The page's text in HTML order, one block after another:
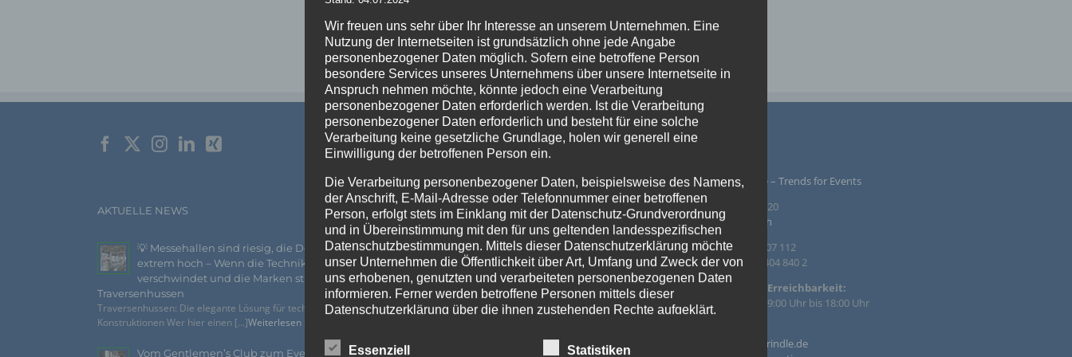
Details
zur
Wunschliste
AKTUELLE NEWS
💡 Messehallen sind riesig, die Decken
extrem hoch – Wenn die Technik
verschwindet und die Marken strahlen –
Traversenhussen
Traversenhussen: Die elegante Lösung für technische
Konstruktionen Wer hier einen [...]Weiterlesen »
Vom Gentlemen’s Club zum Eventhighlight
PRODUKTSUCHE
Agentur Rindle – Trends for Events
Prinzendamm 20
25436 Tornesch
Tel. +49 4122 407 112
Fax. +49 4122 404 840 2
Telefonische Erreichbarkeit:
Mo. – Fr. von 09:00 Uhr bis 18:00 Uhr
info@agentur-rindle.de
Wir freuen uns sehr über Ihr Interesse an unserem Unternehmen. Eine
Nutzung der Internetseiten ist grundsätzlich ohne jede Angabe
personenbezogener Daten möglich. Sofern eine betroffene Person
besondere Services unseres Unternehmens über unsere Internetseite in
Anspruch nehmen möchte, könnte jedoch eine Verarbeitung
personenbezogener Daten erforderlich werden. Ist die Verarbeitung
personenbezogener Daten erforderlich und besteht für eine solche
Verarbeitung keine gesetzliche Grundlage, holen wir generell eine
Einwilligung der betroffenen Person ein.
Die Verarbeitung personenbezogener Daten, beispielsweise des Namens,
der Anschrift, E-Mail-Adresse oder Telefonnummer einer betroffenen
Person, erfolgt stets im Einklang mit der Datenschutz-Grundverordnung
und in Übereinstimmung mit den für uns geltenden landesspezifischen
Datenschutzbestimmungen. Mittels dieser Datenschutzerklärung möchte
unser Unternehmen die Öffentlichkeit über Art, Umfang und Zweck der von
uns erhobenen, genutzten und verarbeiteten personenbezogenen Daten
informieren. Ferner werden betroffene Personen mittels dieser
Datenschutzerklärung über die ihnen zustehenden Rechte aufgeklärt.
Wir haben als für die Verarbeitung Verantwortlicher zahlreiche technische
Essenziell Statistiken